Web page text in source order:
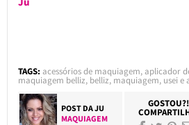
TAGS: acessórios de maquiagem,aplicador
maquiagem belliz, belliz, maquiagem, usei e
POST DAJU
MAQUIAGEM
GOSTOU?!